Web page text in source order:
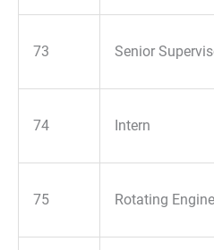
73 Senior
74 Intern
75 Rotating